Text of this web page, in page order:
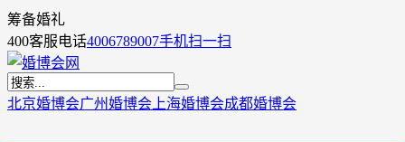
筹备婚礼
400客服电话4006789007手机扫一扫
北京婚博会广州婚博会 上海婚博会成都婚博会